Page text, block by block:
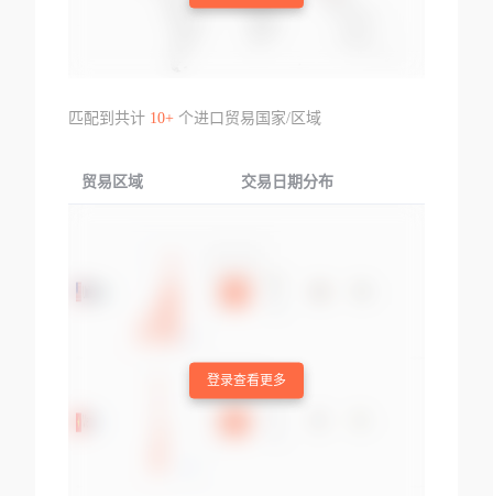
匹配到共计 10+个进口贸易国家/区域
贸易区域 交易日期分布
登录查看更多